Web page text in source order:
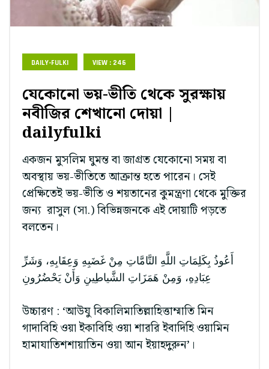
DAILY-FULKI VIEW : 246
যেকোনো ভয়-ভীতি থেকে সুরক্ষায়
নবীজির শেখানো দোয়া |
dailyfulki
একজন মুসলিম ঘুমন্ত বা জাগ্রত যেকোনো সময় বা
অবস্থায় ভয়-ভীতিতে আক্রান্ত হতে পারেন। সেই
প্রেক্ষিতেই ভয়-ভীতি ও শয়তানের কুমন্ত্রণা থেকে মুক্তির
জন্য রাসুল (সা.) বিভিন্নজনকে এই দোয়াটি পড়তে
বলতেন।
أَعُوذُ بِكَلِمَاتِ اللَّهِ التَّامَّاتِ مِنْ غَضَبِهِ وَعِقَابِهِ، وَشَرِّ
عِبَادِهِ، وَمِنْ هَمَزَاتِ الشَّياطِينِ وَأَنْ يَحْضُرُونِ
উচ্চারণ : ‘আউযু বিকালিমাতিল্লাহিত্তাম্মাতি মিন
গাদাবিহি ওয়া ইকাবিহি ওয়া শাররি ইবাদিহি ওয়ামিন
হামাযাতিশশায়াতিন ওয়া আন ইয়াহদুরুন’।